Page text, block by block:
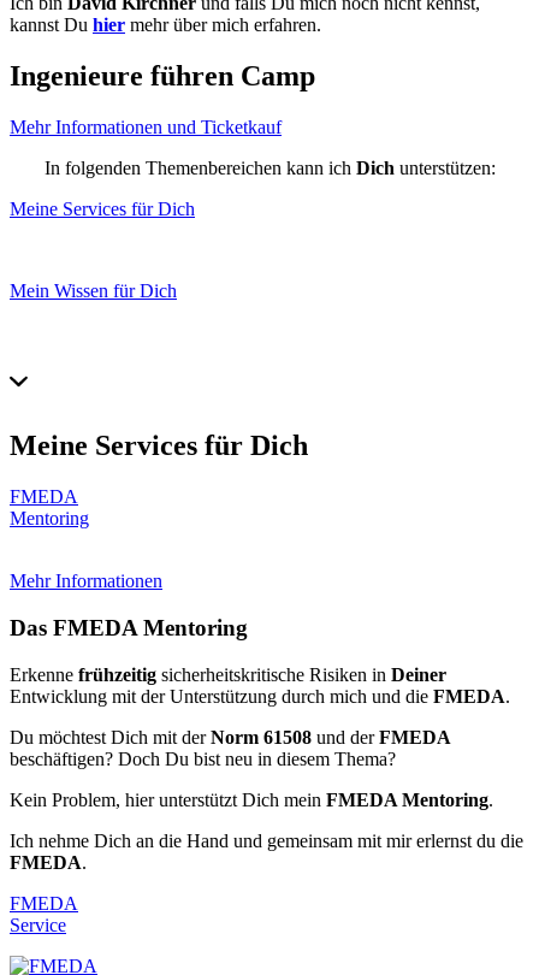
kannst Du hier mehr über mich erfahren.
Ingenieure führen Camp
Mehr Informationen und Ticketkauf
In folgenden Themenbereichen kann ich Dich unterstützen:
Meine Services für Dich
Mein Wissen für Dich
Meine Services für Dich
FMEDA
Mentoring
Mehr Informationen
Das FMEDA Mentoring
Erkenne frühzeitig sicherheitskritische Risiken in Deiner
Entwicklung mit der Unterstützung durch mich und die FMEDA.
Du möchtest Dich mit derNorm 61508 und derFMEDA
beschäftigen? Doch Du bist neu in diesem Thema?
Kein Problem, hier unterstützt Dich mein FMEDA Mentoring.
Ich nehme Dich an die Hand und gemeinsam mit mir erlernst du die
FMEDA.
FMEDA
Service